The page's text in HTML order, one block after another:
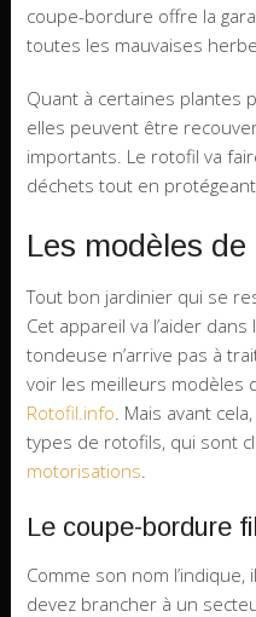
coupe-bordure offre la
toutes les mauvaises
Quant à certaines plantes
elles peuvent être
importants. Le rotofil va
déchets tout en protégeant
Les modèles de
Tout bon jardinier qui se
Cet appareil va l’aider
tondeuse n’arrive pas à
voir les meilleurs modèles
Rotofil.info . Mais avant
types de rotofils, qui sont
motorisations
Le coupe-bordure
Comme son nom l’indique,
devez brancher à un